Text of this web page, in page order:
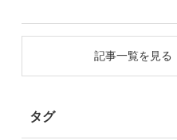
記事一覧を見る
タグ